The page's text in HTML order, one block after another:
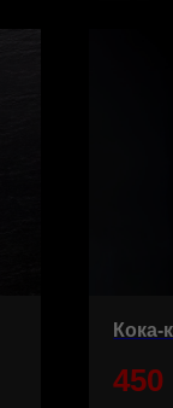
Кока-
450